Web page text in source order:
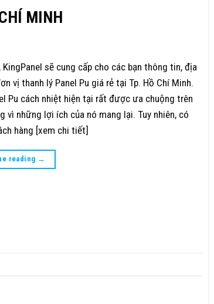
MINH
KingPanel sẽ cung cấp cho các bạn thông tin, địa
vị thanh lý Panel Pu giá rẻ tại Tp. Hồ Chí Minh.
Pu cách nhiệt hiện tại rất được ưa chuộng trên
vì những lợi ích của nó mang lại. Tuy nhiên, có
hàng [xem chi tiết]
reading →